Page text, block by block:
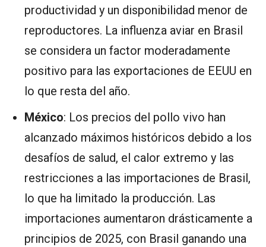
productividad y un disponibilidad menor de
reproductores. La influenza aviar en Brasil
se considera un factor moderadamente
positivo para las exportaciones de EEUU en
lo que resta del año.
México: Los precios del pollo vivo han
alcanzado máximos históricos debido a los
desafíos de salud, el calor extremo y las
restricciones a las importaciones de Brasil,
lo que ha limitado la producción. Las
importaciones aumentaron drásticamente a
principios de 2025, con Brasil ganando una